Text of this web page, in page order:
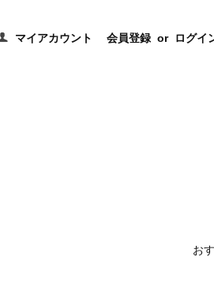
マイアカウント 会員登録 or ログイ
お